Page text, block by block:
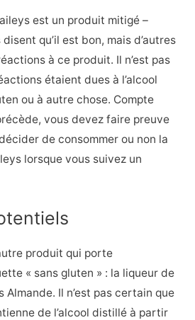
est un produit mitigé –
qu’il est bon, mais d’autres
à ce produit. Il n’est pas
étaient dues à l’alcool
ou à autre chose. Compte
vous devez faire preuve
de consommer ou non la
lorsque vous suivez un
produit qui porte
« sans gluten » : la liqueur de
Almande. Il n’est pas certain que
de l’alcool distillé à partir